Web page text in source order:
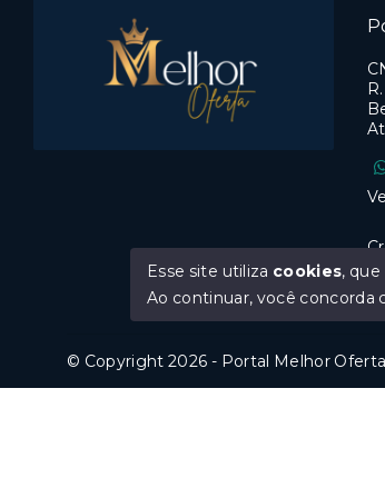
© Copyright 2026 - Portal Melhor
Esse site utiliza cookies,
Ao continuar, você concorda